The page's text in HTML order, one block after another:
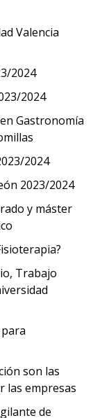
Valencia
2024
2024
Gastronomía
2024
2023/2024
y máster
Trabajo
son las
las empresas
de